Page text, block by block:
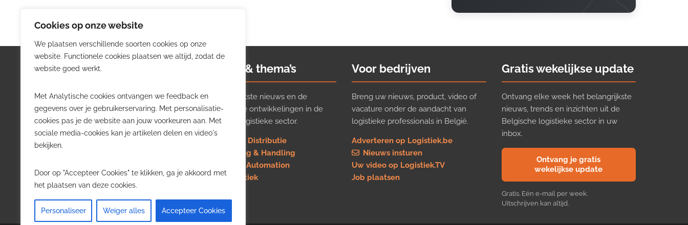
Cookies op onze website
We plaatsen verschillende soorten cookies op onze
website. Functionele cookies plaatsen we altijd, zodat de
website goed werkt.
Met Analytische cookies ontvangen we feedback en
gegevens over je gebruikerservaring. Met personalisatie-
cookies pas je de website aan jouw voorkeuren aan. Met
sociale media-cookies kan je artikelen delen en video's
bekijken.
Door op "Accepteer Cookies" te klikken, ga je akkoord met
het plaatsen van deze cookies.
Personaliseer Weiger alles Accepteer Cookies
Logistiek.be
Logistiek.be brengt dagelijks nieuws,
trends en praktijkverhalen over
transport, warehousing, supply chain
en automatisering in België.
willen volgen.
Nieuws & thema’s
Volg het laatste nieuws en de
belangrijkste ontwikkelingen in de
Belgische logistieke sector.
Transport & Distributie
Warehousing & Handling
Software & Automation
Job in logistiek
Voor bedrijven
Breng uw nieuws, product, video of
vacature onder de aandacht van
logistieke professionals in België.
Adverteren op Logistiek.be
Nieuws insturen
Uw video op Logistiek.TV
Job plaatsen
Gratis wekelijkse update
Ontvang elke week het belangrijkste
nieuws, trends en inzichten uit de
Belgische logistieke sector in uw
inbox.
Ontvang je gratis
wekelijkse update
Gratis. Eén e-mail per week.
Uitschrijven kan altijd.